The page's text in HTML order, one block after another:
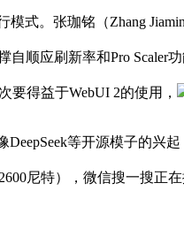
。张珈铭（Zhang
顺应刷新率和Pro Scaler
得益于WebUI 2的使用，
等开源模子的兴起
尼特），微信搜一搜正